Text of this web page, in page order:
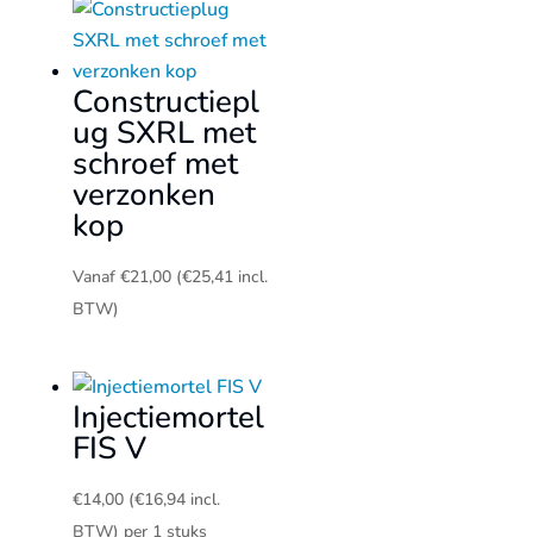
Constructiepl
ug SXRL met
schroef met
verzonken
kop
Vanaf €21,00 (€25,41incl.
BTW)
Injectiemortel
FIS V
€14,00 (€16,94incl.
BTW) per 1 stuks